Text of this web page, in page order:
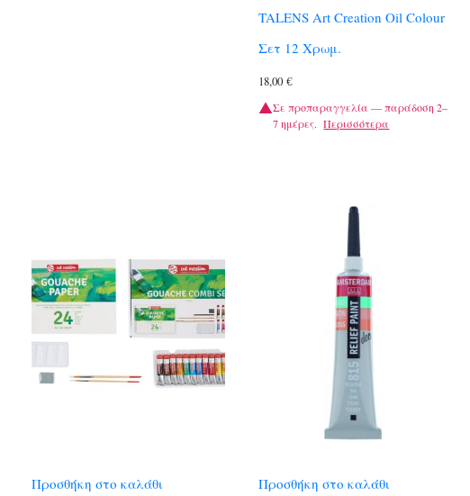
TALENS Art Creation Oil Colour
Σετ 12 Χρωμ.
18,00€
Σε προπαραγγελία — παράδοση 2–
7 ημέρες. Περισσότερα
Προσθήκη στο καλάθι
Προσθήκη στο καλάθι